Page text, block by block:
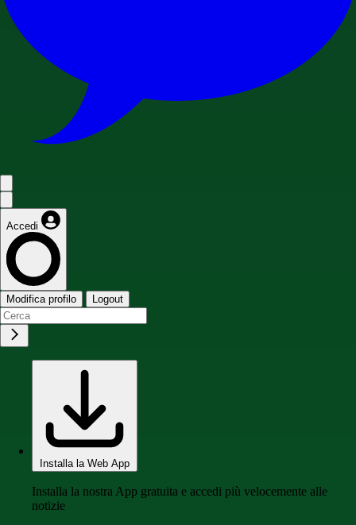
Accedi
Modifica profilo Logout
Installa la Web App
Installa la nostra App gratuita e accedi più velocemente alle
notizie